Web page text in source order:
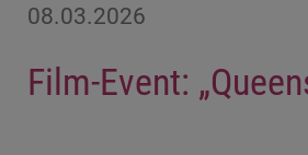
08.03.2026
Film-Event: